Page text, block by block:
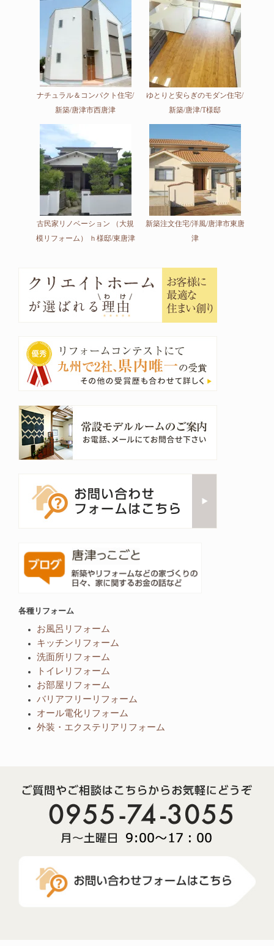
ナチュラル＆コンパクト住宅/
新築/唐津市西唐津
ゆとりと安らぎのモダン住宅/
新築/唐津/T様邸
古民家リノベーション （大規
模リフォーム） ｈ様邸/東唐津
新築注文住宅/洋風/唐津市東唐
津
各種リフォーム
お風呂リフォーム
キッチンリフォーム
洗面所リフォーム
トイレリフォーム
お部屋リフォーム
バリアフリーリフォーム
オール電化リフォーム
外装・エクステリアリフォーム